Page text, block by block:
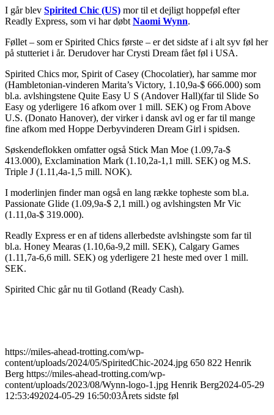
I går blev Spirited Chic (US) mor til et dejligt hoppeføl efter
Readly Express, som vi har døbt Naomi Wynn.
Føllet – som er Spirited Chics første – er det sidste af i alt syv føl her
på stutteriet i år. Derudover har Crysti Dream fået føl i USA.
Spirited Chics mor, Spirit of Casey (Chocolatier), har samme mor
(Hambletonian-vinderen Marita’s Victory, 1.10,9a-$ 666.000) som
bl.a. avlshingstene Quite Easy U S (Andover Hall)(far til Slide So
Easy og yderligere 16 afkom over 1 mill. SEK) og From Above
U.S. (Donato Hanover), der virker i dansk avl og er far til mange
fine afkom med Hoppe Derbyvinderen Dream Girl i spidsen.
Søskendeflokken omfatter også Stick Man Moe (1.09,7a-$
413.000), Exclamination Mark (1.10,2a-1,1 mill. SEK) og M.S.
Triple J (1.11,4a-1,5 mill. NOK).
I moderlinjen finder man også en lang række topheste som bl.a.
Passionate Glide (1.09,9a-$ 2,1 mill.) og avlshingsten Mr Vic
(1.11,0a-$ 319.000).
Readly Express er en af tidens allerbedste avlshingste som far til
bl.a. Honey Mearas (1.10,6a-9,2 mill. SEK), Calgary Games
(1.11,7a-6,6 mill. SEK) og yderligere 21 heste med over 1 mill.
SEK.
Spirited Chic går nu til Gotland (Ready Cash).
https://miles-ahead-trotting.com/wp-
content/uploads/2024/05/SpiritedChic-2024.jpg 650 822 Henrik
Berg https://miles-ahead-trotting.com/wp-
content/uploads/2023/08/Wynn-logo-1.jpg Henrik Berg2024-05-29
12:53:492024-05-29 16:50:03Årets sidste føl